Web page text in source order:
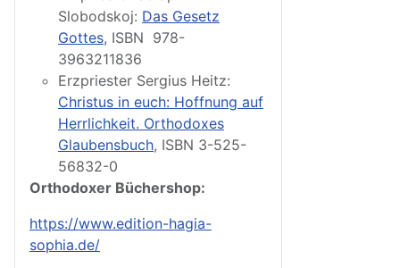
Slobodskoj: Das Gesetz
Gottes, ISBN 978-
3963211836
Erzpriester Sergius Heitz:
Christus in euch: Hoffnung auf
Herrlichkeit. Orthodoxes
Glaubensbuch, ISBN 3-525-
56832-0
Orthodoxer Büchershop:
https://www.edition-hagia-
sophia.de/